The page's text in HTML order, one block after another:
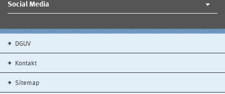
Social Media
DGUV
Kontakt
Sitemap